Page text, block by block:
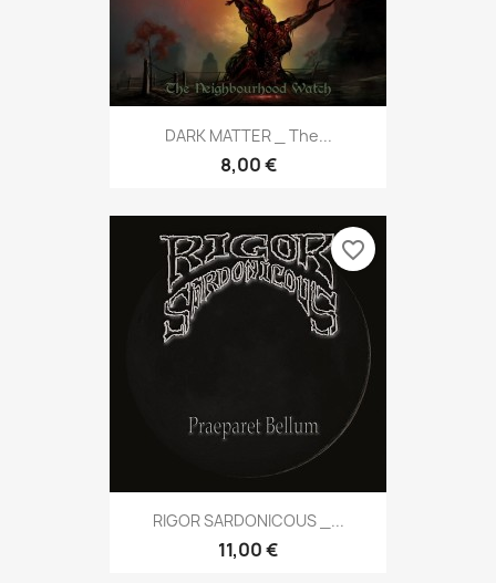
DARK MATTER _ The...
8,00 €
RIGOR SARDONICOUS _...
11,00 €
favorite_border